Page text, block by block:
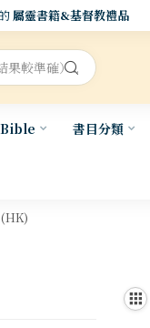
屬靈書籍&基督教禮品
書目分類